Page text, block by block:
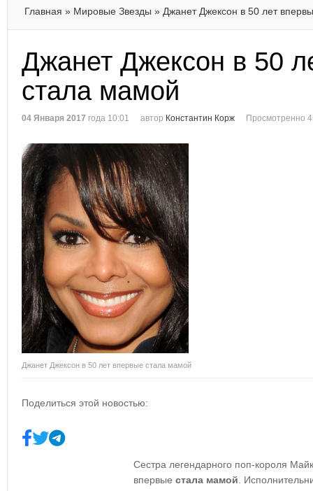
Главная » Мировые Звезды » Джанет Джексон в 50 лет
Джанет Джексон в 50
стала мамой
04 Января 2017 года 10:01 автор Константин Корж Просмотренно
Джанет Джексон в 50 лет впервые стала мамой
Поделиться этой новостью:
Сестра легендарного поп-короля
впервые стала мамой .